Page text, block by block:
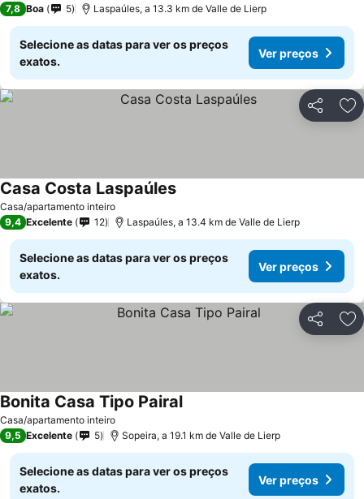
7,8 Boa 5 Laspaúles, a 13.3 km de Valle de Lierp
Selecione as datas para ver os preços
exatos.
Ver preços
Partilhar
Casa/apartamento inteiro
Casa Costa Laspaúles
9,4 Excelente 12 Laspaúles, a 13.4 km de Valle de Lierp
Selecione as datas para ver os preços
exatos.
Ver preços
Partilhar
Casa/apartamento inteiro
Bonita Casa Tipo Pairal
9,5 Excelente 5 Sopeira, a 19.1 km de Valle de Lierp
Selecione as datas para ver os preços
exatos.
Ver preços